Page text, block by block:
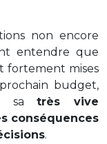
non encore
entendre que
fortement mises
budget,
sa très vive
conséquences
.